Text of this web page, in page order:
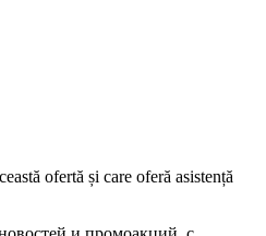
ofertă și care oferă asistență